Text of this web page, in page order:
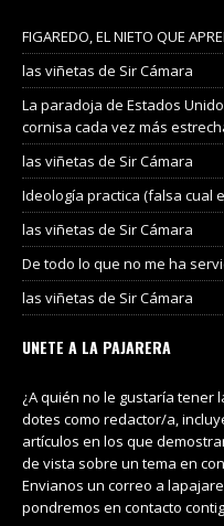
FIGAREDO, EL NIETO QUE
las viñetas de Sir Cámara
La paradoja de Estados
cornisa cada vez más
las viñetas de Sir Cámara
Ideología practica (falsa cual
las viñetas de Sir Cámara
De todo lo que no me ha
las viñetas de Sir Cámara
UNETE A LA PAJARERA
¿A quién no le gustaría
dotes como redactor/a,
artículos en los que
de vista sobre un tema en
Envianos un correo a
pondremos en contacto